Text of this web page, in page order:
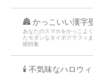
🏯 かっこいい漢字
あなたのスマホをかっこよ
たモダンなタイポグラフィ
紙特集
🕯️ 不気味なハロウ